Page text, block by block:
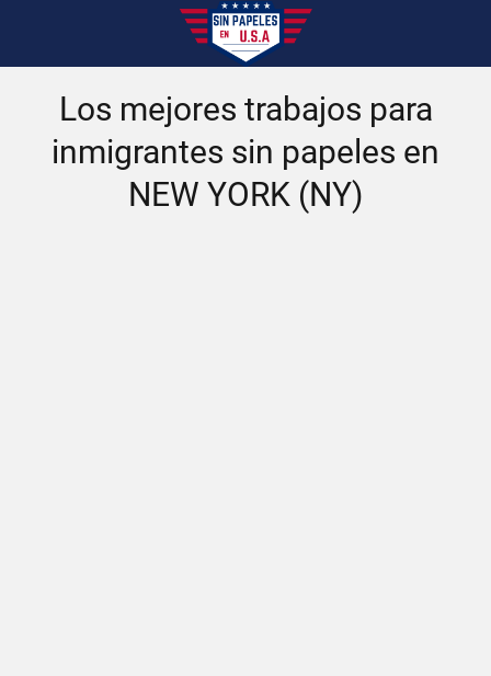
Los mejores trabajos para
inmigrantes sin papeles en
NEW YORK (NY)